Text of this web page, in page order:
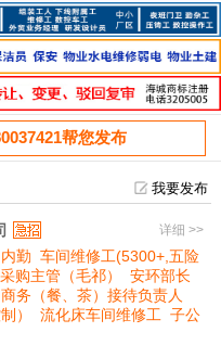
帮您发布
我要发布
详细 >>
勤 车间维修工(5300+,五险
购主管（毛祁）
安环部长
商务（餐、茶）接待负责人
） 流化床车间维修工 子公